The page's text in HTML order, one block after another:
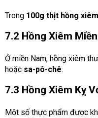
Trong 100g thịt hồng
7.2 Hồng Xiêm
Ở miền Nam, hồng xiêm
hoặc sa-pô-chê.
7.3 Hồng Xiêm Kỵ
Một số thực phẩm được